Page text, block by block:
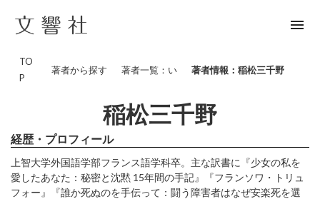
menu
TO
P
著者から探す 著者一覧：い 著者情報：稲松三千野
稲松三千野
経歴・プロフィール
上智大学外国語学部フランス語学科卒。主な訳書に『少女の私を
愛したあなた：秘密と沈黙 15年間の手記』『フランソワ・トリュ
フォー』『誰か死ぬのを手伝って：闘う障害者はなぜ安楽死を選